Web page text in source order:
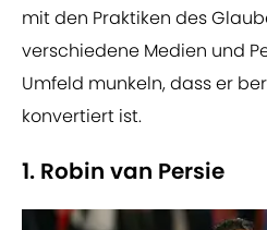
mit den Praktiken des
verschiedene Medien und
Umfeld munkeln, dass er
konvertiert ist.
1. Robin van Persie